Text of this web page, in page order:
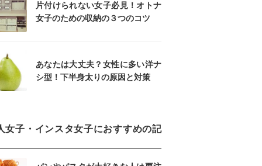
片付けられない女子必見！オトナ
女子のための収納の３つのコツ
あなたは大丈夫？女性に多い洋ナ
シ型！下半身太りの原因と対策
女子・インスタ女子におすすめの記